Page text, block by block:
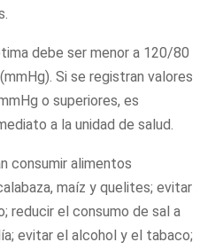
debe ser menor a 120/80
Si se registran valores
o superiores, es
a la unidad de salud.
consumir alimentos
maíz y quelites; evitar
reducir el consumo de sal a
evitar el alcohol y el tabaco;